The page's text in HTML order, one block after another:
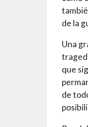
de la
Una
que
de